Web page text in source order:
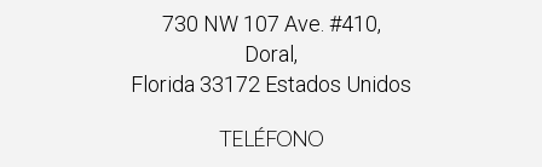
necesitas asistencia personalizada, ¡no dudes en contactar a
730 NW 107 Ave. #410,
Doral,
Florida 33172 Estados Unidos
TELÉFONO